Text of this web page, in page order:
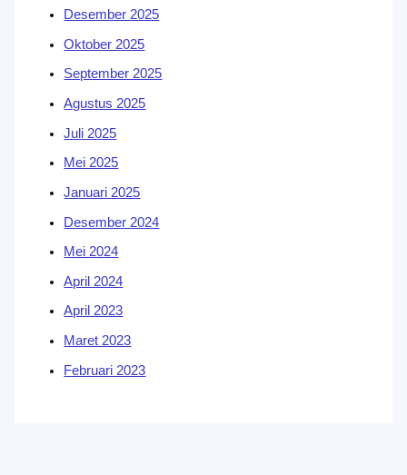
Desember 2025
Oktober 2025
September 2025
Agustus 2025
Juli 2025
Mei 2025
Januari 2025
Desember 2024
Mei 2024
April 2024
April 2023
Maret 2023
Februari 2023